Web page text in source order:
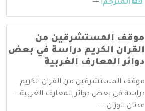
المترجم: ---
موقف المستشرقين من
القران الكريم دراسة في بعض
دوائر المعارف الغربية
موقف المستشرقين من القران الكريم
دراسة في بعض دوائر المعارف الغربية -
عدنان الوزان ...